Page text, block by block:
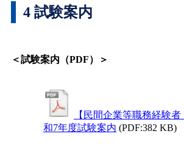
4 試験案内
＜試験案内（PDF）＞
【民間企業等職務経験
和7年度試験案内 (PDF:382 KB)